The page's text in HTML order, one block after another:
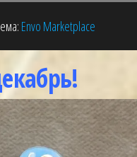
Envo Marketplace